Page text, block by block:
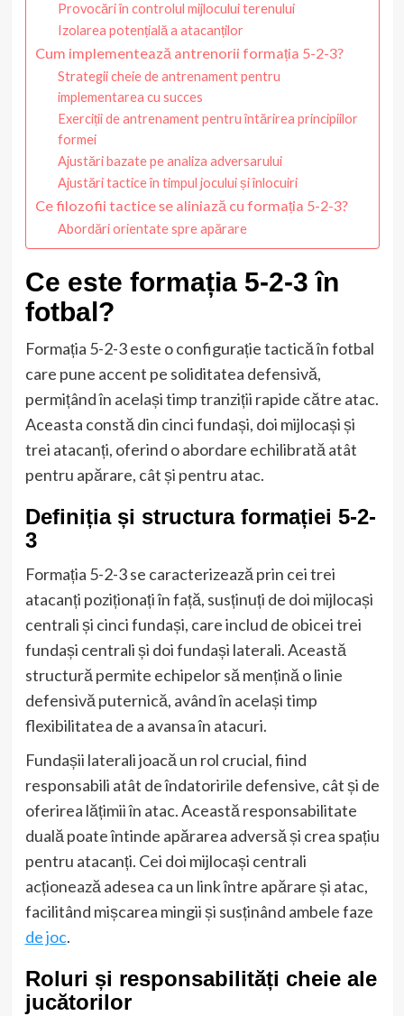
Provocări în controlul mijlocului terenului
Izolarea potențială a atacanților
Cum implementează antrenorii formația 5-2-3?
Strategii cheie de antrenament pentru
implementarea cu succes
Exerciții de antrenament pentru întărirea principiilor
formei
Ajustări bazate pe analiza adversarului
Ajustări tactice în timpul jocului și înlocuiri
Ce filozofii tactice se aliniază cu formația 5-2-3?
Abordări orientate spre apărare
Ce este formația 5-2-3 în
fotbal?
Formația 5-2-3 este o configurație tactică în fotbal
care pune accent pe soliditatea defensivă,
permițând în același timp tranziții rapide către atac.
Aceasta constă din cinci fundași, doi mijlocași și
trei atacanți, oferind o abordare echilibrată atât
pentru apărare, cât și pentru atac.
Definiția și structura formației 5-2-
3
Formația 5-2-3 se caracterizează prin cei trei
atacanți poziționați în față, susținuți de doi mijlocași
centrali și cinci fundași, care includ de obicei trei
fundași centrali și doi fundași laterali. Această
structură permite echipelor să mențină o linie
defensivă puternică, având în același timp
flexibilitatea de a avansa în atacuri.
Fundașii laterali joacă un rol crucial, fiind
responsabili atât de îndatoririle defensive, cât și de
oferirea lățimii în atac. Această responsabilitate
duală poate întinde apărarea adversă și crea spațiu
pentru atacanți. Cei doi mijlocași centrali
acționează adesea ca un link între apărare și atac,
facilitând mișcarea mingii și susținând ambele faze
de joc.
Roluri și responsabilități cheie ale
jucătorilor